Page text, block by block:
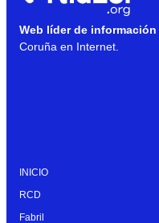
Web líder de información
Coruña en Internet.
INICIO
RCD
Fabril